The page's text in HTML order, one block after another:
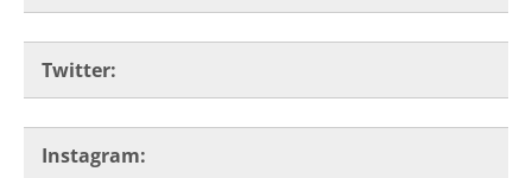
Twitter:
Instagram: